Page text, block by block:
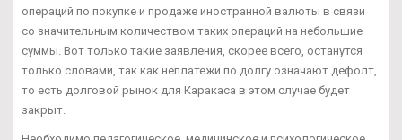
операций по покупке и продаже иностранной валюты в связи
со значительным количеством таких операций на небольшие
суммы. Вот только такие заявления, скорее всего, останутся
только словами, так как неплатежи по долгу означают дефолт,
то есть долговой рынок для Каракаса в этом случае будет
закрыт.